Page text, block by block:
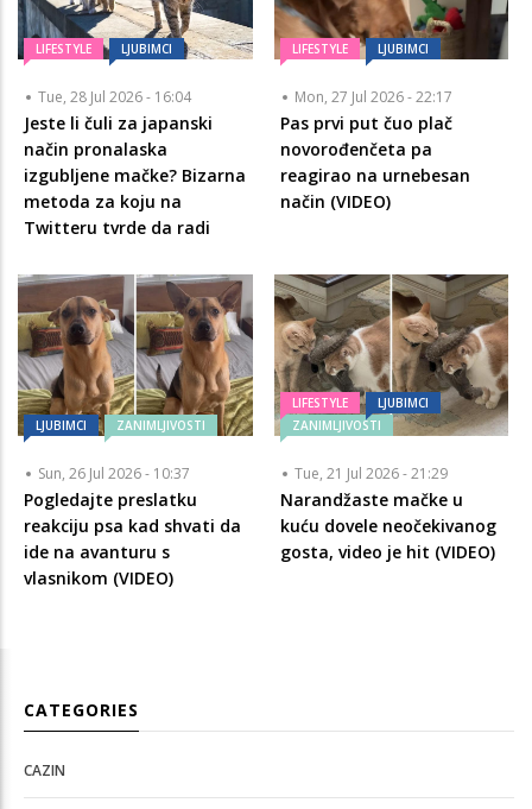
LIFESTYLE LJUBIMCI
Tue, 28 Jul 2026 - 16:04
Jeste li čuli za japanski
način pronalaska
izgubljene mačke? Bizarna
metoda za koju na
Twitteru tvrde da radi
LIFESTYLE LJUBIMCI
Mon, 27 Jul 2026 - 22:17
Pas prvi put čuo plač
novorođenčeta pa
reagirao na urnebesan
način (VIDEO)
LJUBIMCI ZANIMLJIVOSTI
Sun, 26 Jul 2026 - 10:37
Pogledajte preslatku
reakciju psa kad shvati da
ide na avanturu s
vlasnikom (VIDEO)
LIFESTYLE
LJUBIMCI
ZANIMLJIVOSTI
Tue, 21 Jul 2026 - 21:29
Narandžaste mačke u
kuću dovele neočekivanog
gosta, video je hit (VIDEO)
CATEGORIES
CAZIN